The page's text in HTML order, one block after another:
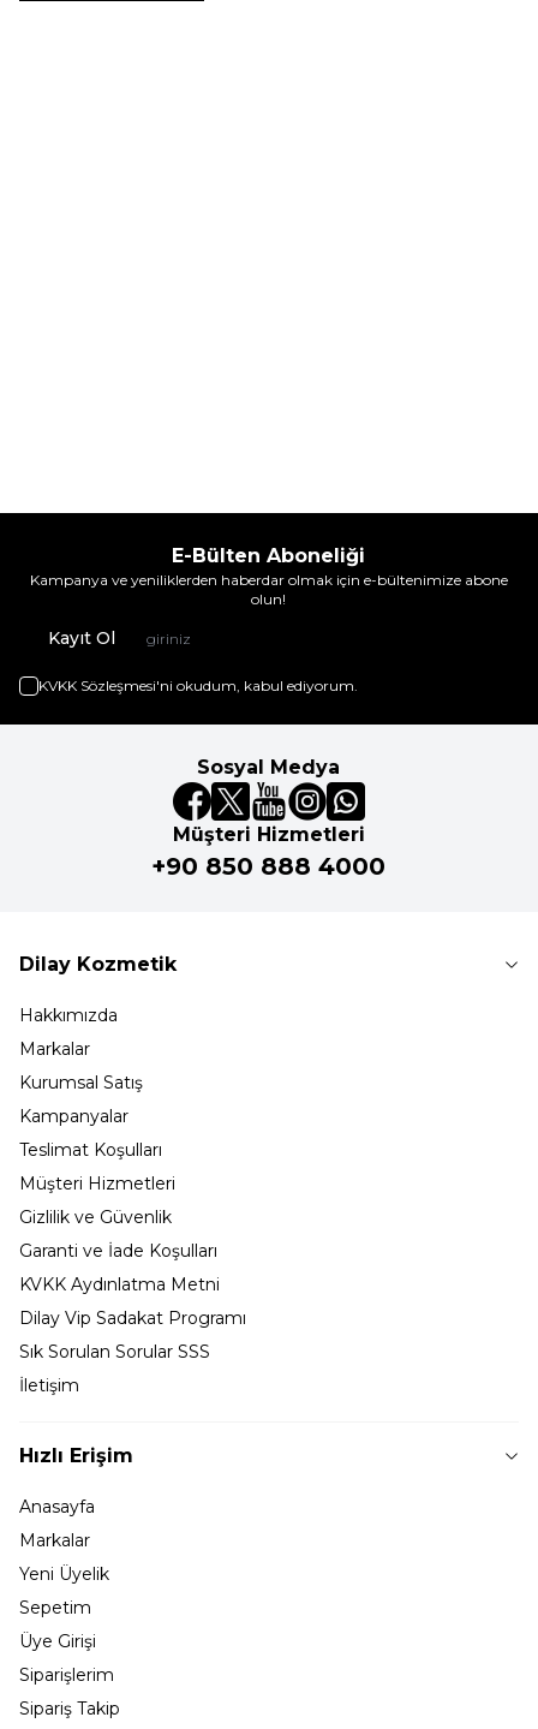
E-Bülten Aboneliği
Kampanya ve yeniliklerden haberdar olmak için e-bültenimize abone
olun!
Kayıt Ol
KVKK Sözleşmesi'ni okudum, kabul ediyorum.
Sosyal Medya
Müşteri Hizmetleri
+90 850 888 4000
Dilay Kozmetik
Hakkımızda
Markalar
Kurumsal Satış
Kampanyalar
Teslimat Koşulları
Müşteri Hizmetleri
Gizlilik ve Güvenlik
Garanti ve İade Koşulları
KVKK Aydınlatma Metni
Dilay Vip Sadakat Programı
Sık Sorulan Sorular SSS
İletişim
Hızlı Erişim
Anasayfa
Markalar
Yeni Üyelik
Sepetim
Üye Girişi
Siparişlerim
Sipariş Takip